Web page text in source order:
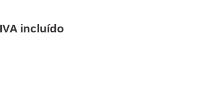
IVA incluído